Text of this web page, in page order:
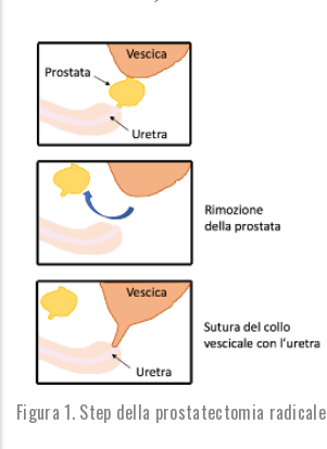
Figura 1. Step della prostatectomia radicale